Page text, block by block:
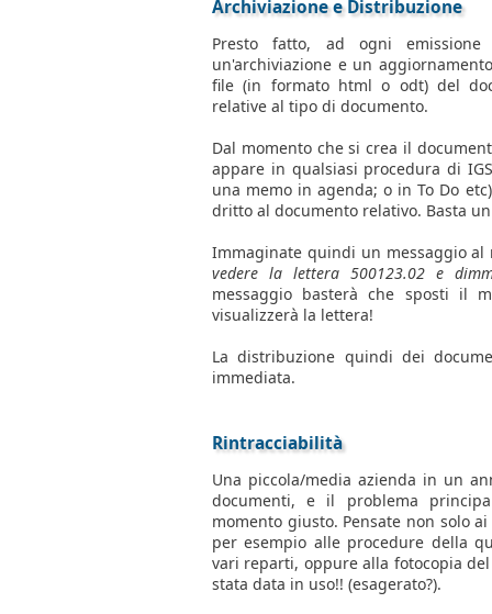
Archiviazione e Distribuzione
Presto fatto, ad ogni
un'archiviazione e un
file (in formato html o odt) del
relative al tipo di documento.
Dal momento che si crea il
appare in qualsiasi procedura di
una memo in agenda; o in To Do
dritto al documento relativo. Basta
Immaginate quindi un messaggio
vedere la lettera 500123.02 e
messaggio basterà che sposti il
visualizzerà la lettera!
La distribuzione quindi dei
immediata.
Rintracciabilità
Una piccola/media azienda in un
documenti, e il problema
momento giusto. Pensate non solo
per esempio alle procedure della
vari reparti, oppure alla fotocopia
stata data in uso!! (esagerato?).